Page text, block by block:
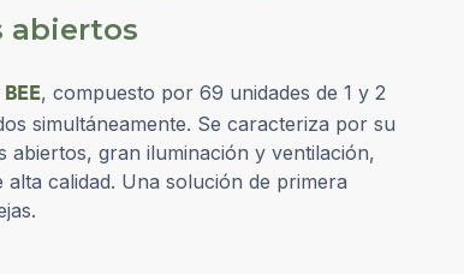
abiertos
BEE, compuesto por 69 unidades de 1 y 2
simultáneamente. Se caracteriza por su
gran iluminación y ventilación,
calidad. Una solución de primera